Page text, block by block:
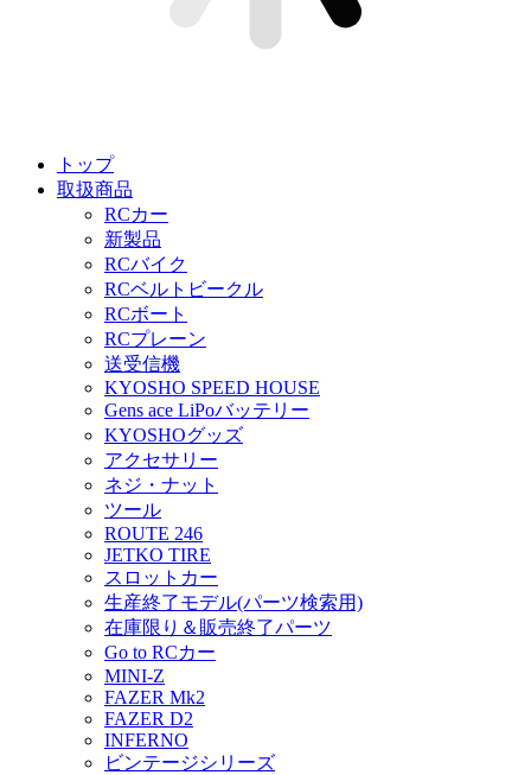
トップ
取扱商品
RCカー
新製品
RCバイク
RCベルトビークル
RCボート
RCプレーン
送受信機
KYOSHO SPEED HOUSE
Gens ace LiPoバッテリー
KYOSHOグッズ
アクセサリー
ネジ・ナット
ツール
ROUTE 246
JETKO TIRE
スロットカー
生産終了モデル(パーツ検索用)
在庫限り＆販売終了パーツ
Go to RCカー
MINI-Z
FAZER Mk2
FAZER D2
INFERNO
ビンテージシリーズ